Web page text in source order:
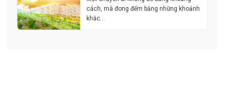
cách, mà đong đếm bằng những khoảnh
khắc…